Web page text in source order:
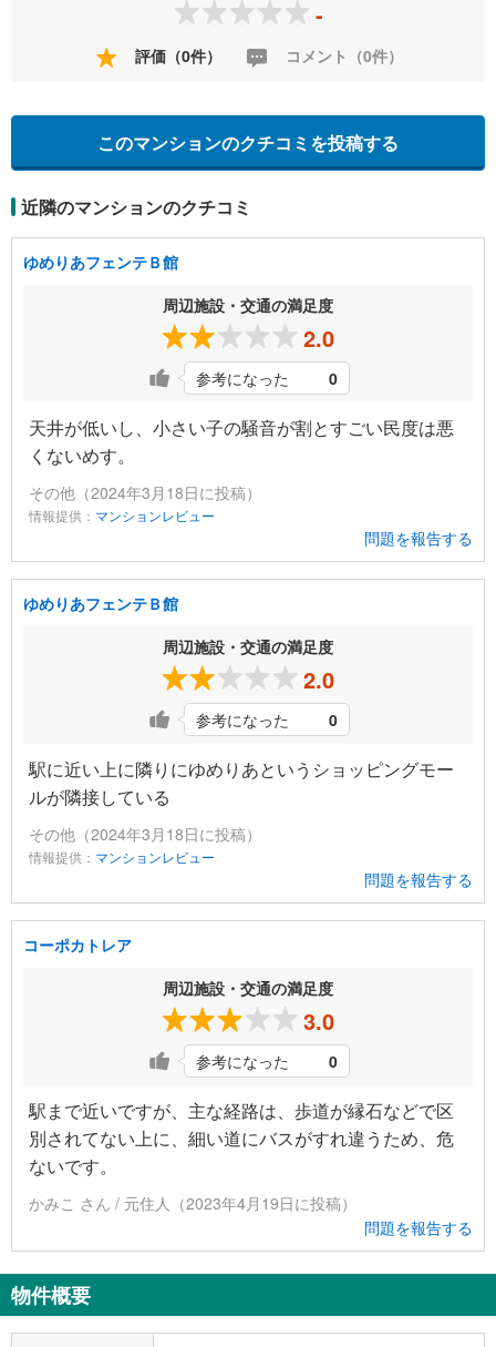
-
評価（0件） コメント（0件）
このマンションのクチコミを投稿する
近隣のマンションのクチコミ
ゆめりあフェンテＢ館
周辺施設・交通の満足度
2.0
参考になった 0
天井が低いし、小さい子の騒音が割とすごい民度は悪
くないめす。
その他（2024年3月18日に投稿）
情報提供： マンションレビュー
問題を報告する
ゆめりあフェンテＢ館
周辺施設・交通の満足度
2.0
参考になった 0
駅に近い上に隣りにゆめりあというショッピングモー
ルが隣接している
その他（2024年3月18日に投稿）
情報提供： マンションレビュー
問題を報告する
コーポカトレア
周辺施設・交通の満足度
3.0
参考になった 0
駅まで近いですが、主な経路は、歩道が縁石などで区
別されてない上に、細い道にバスがすれ違うため、危
ないです。
かみこ さん / 元住人（2023年4月19日に投稿）
問題を報告する
物件概要